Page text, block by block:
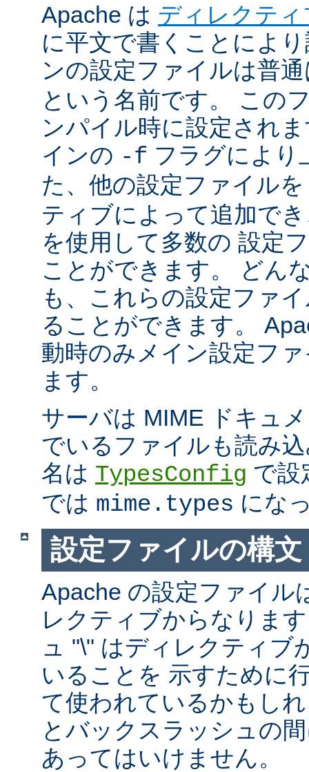
Apache は ディレクティ
に平文で書くことによ
ンの設定ファイルは普
という名前です。 この
ンパイル時に設定され
インの -f フラグにより
た、他の設定ファイル
ティブによって追加で
を使用して多数の 設定
ことができます。 どん
も、これらの設定ファ
ることができます。
動時のみメイン設定フ
ます。
サーバは MIME ドキュ
でいるファイルも読み
名は TypesConfig で設
では mime.types にな
設定ファイルの構文
Apache の設定ファイル
レクティブからなりま
ュ "\" はディレクティブ
いることを 示すために
て使われているかもし
とバックスラッシュの
あってはいけません。